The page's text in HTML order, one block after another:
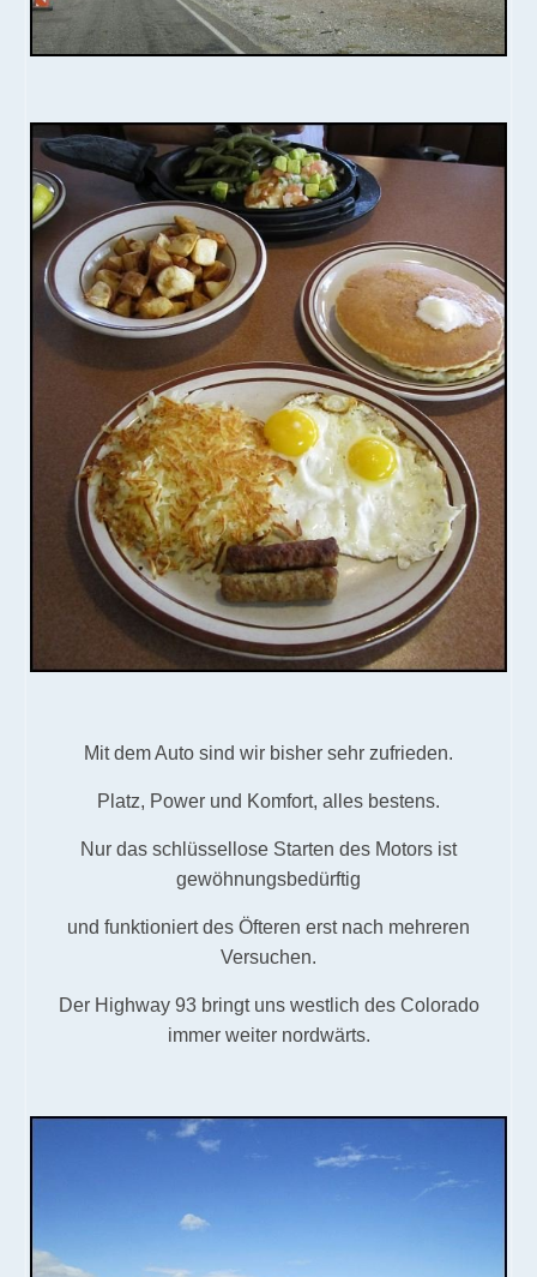
Mit dem Auto sind wir bisher sehr zufrieden.
Platz, Power und Komfort, alles bestens.
Nur das schlüssellose Starten des Motors ist
gewöhnungsbedürftig
und funktioniert des Öfteren erst nach mehreren
Versuchen.
Der Highway 93 bringt uns westlich des Colorado
immer weiter nordwärts.